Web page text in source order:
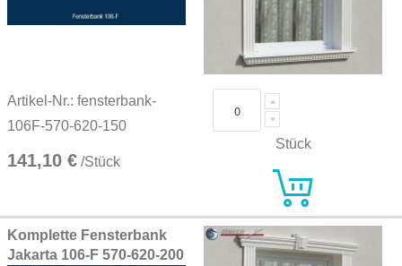
Artikel-Nr.: fensterbank-
106F-570-620-150
141,10 € /Stück
Stück
Komplette Fensterbank
Jakarta 106-F 570-620-200